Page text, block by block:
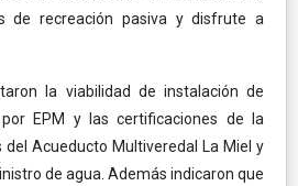
de recreación pasiva y disfrute a
la viabilidad de instalación de
EPM y las certificaciones de la
del Acueducto Multiveredal La Miel y
de agua. Además indicaron que